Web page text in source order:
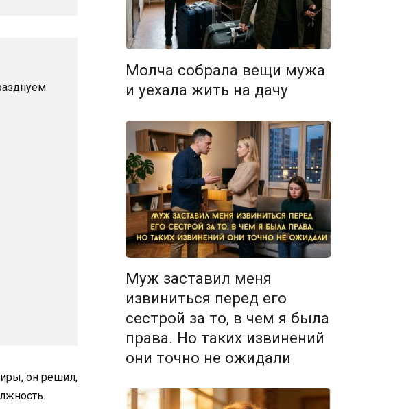
он решил,
Молча собрала вещи мужа
и уехала жить на дачу
Муж заставил меня
извиниться перед его
сестрой за то, в чем я была
права. Но таких извинений
они точно не ожидали